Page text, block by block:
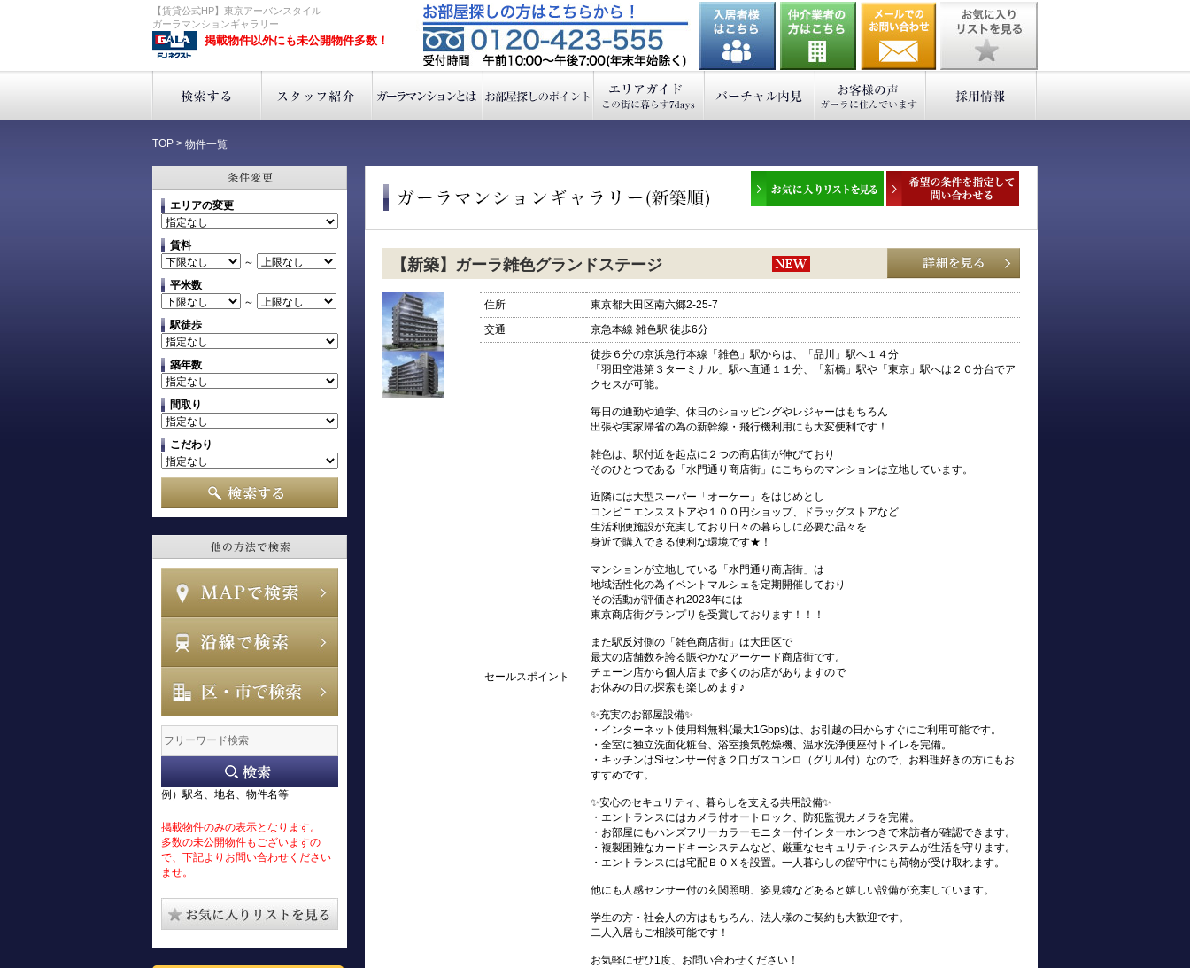
【賃貸公式HP】東京アーバンスタイル
ガーラマンションギャラリー
掲載物件以外にも未公開物件多数！
TOP > 物件一覧
エリアの変更
賃料
～
平米数
～
駅徒歩
築年数
間取り
こだわり
例）駅名、地名、物件名等
掲載物件のみの表示となります。
多数の未公開物件もございますの
で、下記よりお問い合わせください
ませ。
【新築】ガーラ雑色グランドステージ
住所
東京都大田区南六郷2-25-7
交通
京急本線 雑色駅 徒歩6分
セールスポイント
徒歩６分の京浜急行本線「雑色」駅からは、「品川」駅へ１４分
「羽田空港第３ターミナル」駅へ直通１１分、「新橋」駅や「東京」駅へは２０分台でア
クセスが可能。
毎日の通勤や通学、休日のショッピングやレジャーはもちろん
出張や実家帰省の為の新幹線・飛行機利用にも大変便利です！
雑色は、駅付近を起点に２つの商店街が伸びており
そのひとつである「水門通り商店街」にこちらのマンションは立地しています。
近隣には大型スーパー「オーケー」をはじめとし
コンビニエンスストアや１００円ショップ、ドラッグストアなど
生活利便施設が充実しており日々の暮らしに必要な品々を
身近で購入できる便利な環境です★！
マンションが立地している「水門通り商店街」は
地域活性化の為イベントマルシェを定期開催しており
その活動が評価され2023年には
東京商店街グランプリを受賞しております！！！
また駅反対側の「雑色商店街」は大田区で
最大の店舗数を誇る賑やかなアーケード商店街です。
チェーン店から個人店まで多くのお店がありますので
お休みの日の探索も楽しめます♪
✨充実のお部屋設備✨
・インターネット使用料無料(最大1Gbps)は、お引越の日からすぐにご利用可能です。
・全室に独立洗面化粧台、浴室換気乾燥機、温水洗浄便座付トイレを完備。
・キッチンはSiセンサー付き２口ガスコンロ（グリル付）なので、お料理好きの方にもお
すすめです。
✨安心のセキュリティ、暮らしを支える共用設備✨
・エントランスにはカメラ付オートロック、防犯監視カメラを完備。
・お部屋にもハンズフリーカラーモニター付インターホンつきで来訪者が確認できます。
・複製困難なカードキーシステムなど、厳重なセキュリティシステムが生活を守ります。
・エントランスには宅配ＢＯＸを設置。一人暮らしの留守中にも荷物が受け取れます。
他にも人感センサー付の玄関照明、姿見鏡などあると嬉しい設備が充実しています。
学生の方・社会人の方はもちろん、法人様のご契約も大歓迎です。
二人入居もご相談可能です！
お気軽にぜひ1度、お問い合わせください！